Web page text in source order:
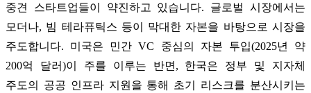
중견 스타트업들이 약진하고 있습니다. 글로벌 시장에서는
모더나, 빔 테라퓨틱스 등이 막대한 자본을 바탕으로 시장을
주도합니다. 미국은 민간 VC 중심의 자본 투입(2025년 약
200억 달러)이 주를 이루는 반면, 한국은 정부 및 지자체
주도의 공공 인프라 지원을 통해 초기 리스크를 분산시키는